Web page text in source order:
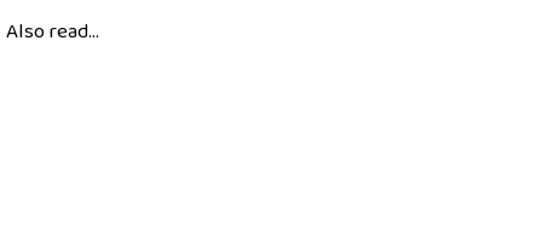
Also read...